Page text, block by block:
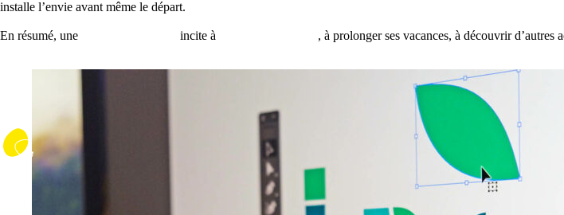
installe l’envie avant même le départ.
En résumé, une incite à , à prolonger ses vacances, à découvrir